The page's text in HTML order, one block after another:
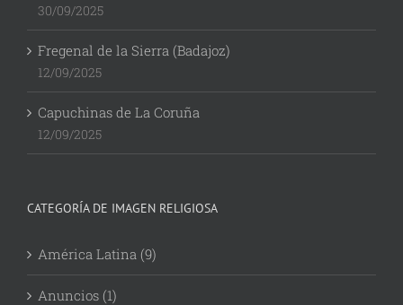
30/09/2025
Fregenal de la Sierra (Badajoz)
12/09/2025
Capuchinas de La Coruña
12/09/2025
CATEGORÍA DE IMAGEN RELIGIOSA
América Latina (9)
Anuncios (1)